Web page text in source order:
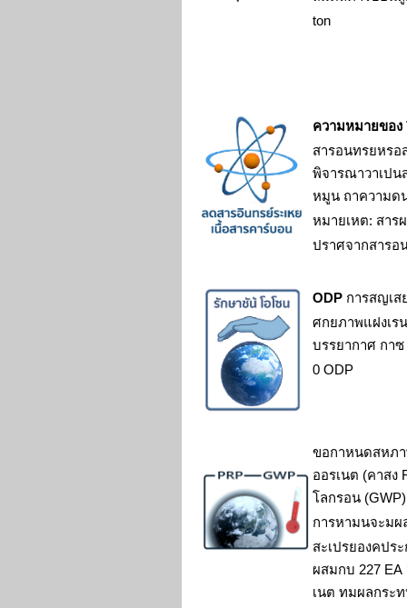
ton
ความหมายของ
สารอนทรยหรอ
พิจารณาวาเปน
หมูน ถาความด
หมายเหต: สาร
ปราศจากสารอ
ODP การสญเส
ศกยภาพแฝงเร
บรรยากาศ กาซ
0 ODP
ขอกาหนดสหภ
ออรเนต (คาสง
โลกรอน (GWP)
การหามนจะม
สะเปรยองคปร
ผสมกบ 227 EA
เนต ทมผลกระ